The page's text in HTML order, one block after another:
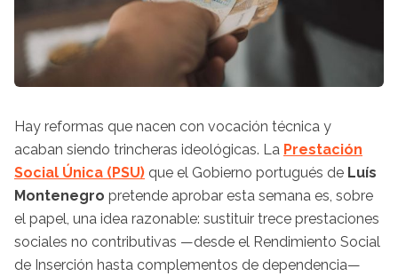
Hay reformas que nacen con vocación técnica y
acaban siendo trincheras ideológicas. La Prestación
Social Única (PSU) que el Gobierno portugués de Luís
Montenegro pretende aprobar esta semana es, sobre
el papel, una idea razonable: sustituir trece prestaciones
sociales no contributivas —desde el Rendimiento Social
de Inserción hasta complementos de dependencia—